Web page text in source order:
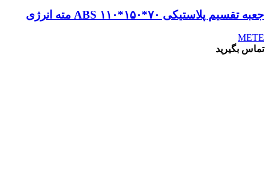
جعبه تقسیم پلاستیکی ABS ۱۱۰*۱۵۰*۷۰ مته انرژی
METE
تماس بگیرید